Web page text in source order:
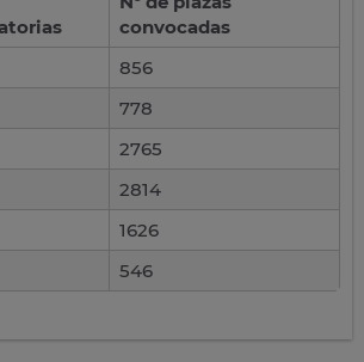
convocadas
856
778
2765
2814
1626
546